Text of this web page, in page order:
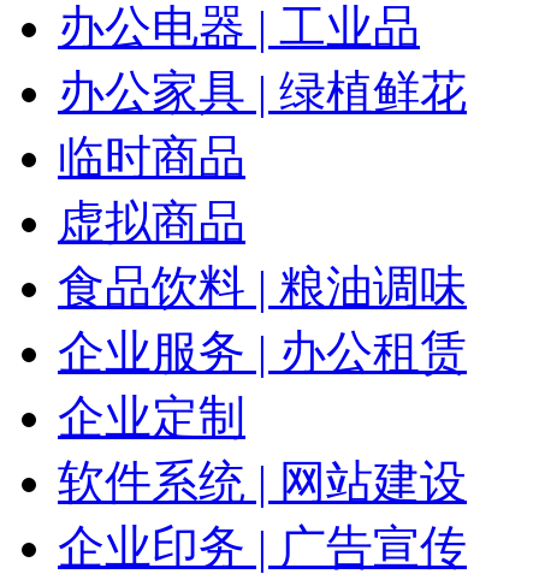
办公电器 | 工业品
办公家具 | 绿植鲜花
临时商品
虚拟商品
食品饮料 | 粮油调味
企业服务 | 办公租赁
企业定制
软件系统 | 网站建设
企业印务 | 广告宣传